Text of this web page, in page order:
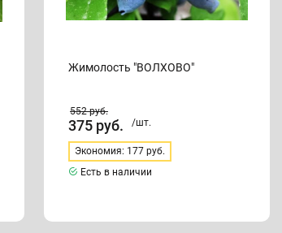
Жимолость "ВОЛХОВО"
552руб.
375 руб. /шт.
Экономия: 177 руб.
Есть в наличии